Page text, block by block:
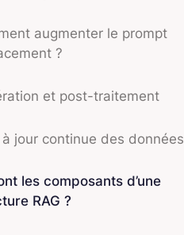
augmenter le prompt
?
et post-traitement
à jour continue des données
les composants d’une
RAG ?